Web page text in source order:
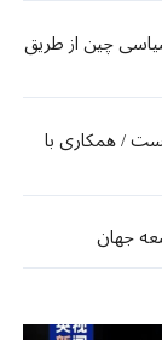
چین از طریق
/ همکاری با
جهان